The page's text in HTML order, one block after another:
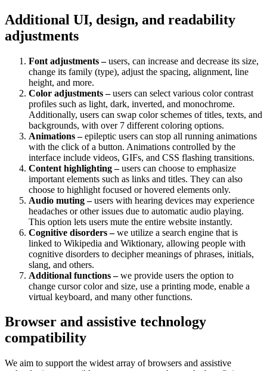
Additional UI, design, and readability
adjustments
Font adjustments –users, can increase and decrease its size,
change its family (type), adjust the spacing, alignment, line
height, and more.
Color adjustments –users can select various color contrast
profiles such as light, dark, inverted, and monochrome.
Additionally, users can swap color schemes of titles, texts, and
backgrounds, with over 7 different coloring options.
Animations –epileptic users can stop all running animations
with the click of a button. Animations controlled by the
interface include videos, GIFs, and CSS flashing transitions.
Content highlighting –users can choose to emphasize
important elements such as links and titles. They can also
choose to highlight focused or hovered elements only.
Audio muting –users with hearing devices may experience
headaches or other issues due to automatic audio playing.
This option lets users mute the entire website instantly.
Cognitive disorders –we utilize a search engine that is
linked to Wikipedia and Wiktionary, allowing people with
cognitive disorders to decipher meanings of phrases, initials,
slang, and others.
Additional functions –we provide users the option to
change cursor color and size, use a printing mode, enable a
virtual keyboard, and many other functions.
Browser and assistive technology
compatibility
We aim to support the widest array of browsers and assistive